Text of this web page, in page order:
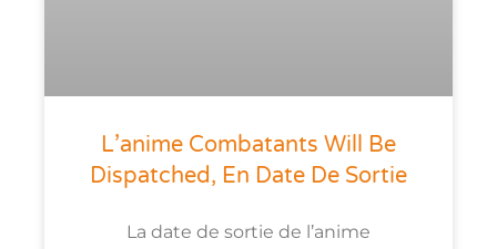
L’anime Combatants Will Be
Dispatched, En Date De Sortie
La date de sortie de l’anime